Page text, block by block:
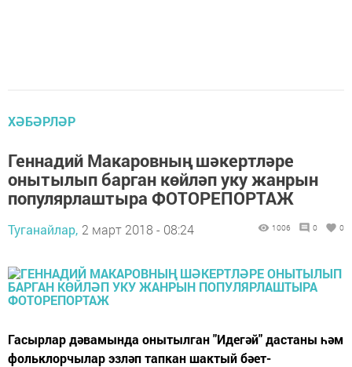
ХӘБӘРЛӘР
Геннадий Макаровның шәкертләре
онытылып барган көйләп уку жанрын
популярлаштыра ФОТОРЕПОРТАЖ
Туганайлар, 2 март 2018 - 08:24 1006 0 0
Гасырлар дәвамында онытылган "Идегәй" дастаны һәм
фольклорчылар эзләп тапкан шактый бәет-